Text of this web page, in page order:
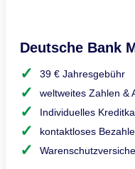
Deutsche Bank
39 € Jahresgebühr
weltweites Zahlen &
Individuelles
kontaktloses